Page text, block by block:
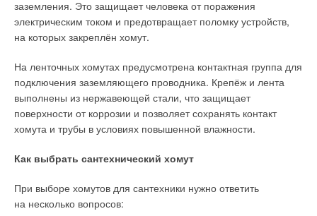
заземления. Это защищает человека от поражения
электрическим током и предотвращает поломку устройств,
на которых закреплён хомут.
На ленточных хомутах предусмотрена контактная группа для
подключения заземляющего проводника. Крепёж и лента
выполнены из нержавеющей стали, что защищает
поверхности от коррозии и позволяет сохранять контакт
хомута и трубы в условиях повышенной влажности.
Как выбрать сантехнический хомут
При выборе хомутов для сантехники нужно ответить
на несколько вопросов:
коэффициентов эквивалентной шероховатости,
в особенности в случаях транспортировки хлорсодержащих
вод.
В частности, трубы ВЧШГ выпускаются с внутренним
защитным цементно-песчаным покрытием. Нароста
ржавчины (коррозионных процессов) на покрытии
не наблюдается.
гидравлических исследований труб из ВЧШГ и ПЭ-100
с параллельным проведением сравнительного анализа